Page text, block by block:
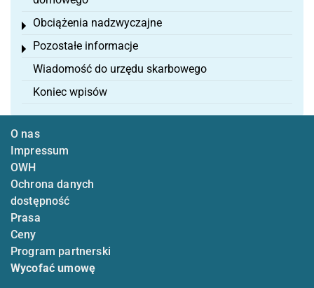
Obciążenia nadzwyczajne
Toggle menu
Pozostałe informacje
Toggle menu
Wiadomość do urzędu skarbowego
Koniec wpisów
O nas
Impressum
OWH
Ochrona danych
dostępność
Prasa
Ceny
Program partnerski
Wycofać umowę